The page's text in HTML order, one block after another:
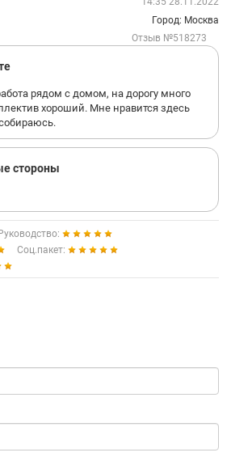
Город: Москва
Отзыв №518273
рядом с домом, на дорогу много
хороший. Мне нравится здесь
стороны
Руководство:
Соц.пакет: